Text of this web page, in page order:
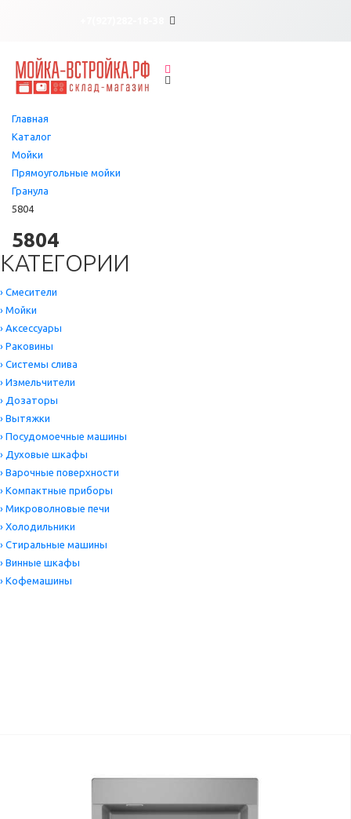
×
Главная
Каталог
Мойки
Прямоугольные мойки
Гранула
5804
5804
КАТЕГОРИИ
› Смесители
› Мойки
› Аксессуары
› Раковины
› Системы слива
› Измельчители
› Дозаторы
› Вытяжки
› Посудомоечные машины
› Духовые шкафы
› Варочные поверхности
› Компактные приборы
› Микроволновые печи
› Холодильники
› Стиральные машины
› Винные шкафы
› Кофемашины